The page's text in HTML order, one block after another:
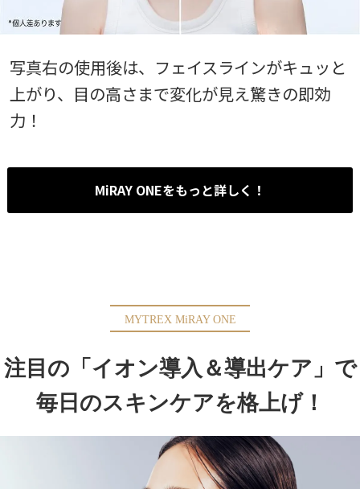
写真右の使用後は、フェイスラインがキュッと
上がり、目の高さまで変化が見え驚きの即効
力！
MiRAY ONEをもっと詳しく！
MYTREX MiRAY ONE
注目の「イオン導入＆導出ケア」で
毎日のスキンケアを格上げ！